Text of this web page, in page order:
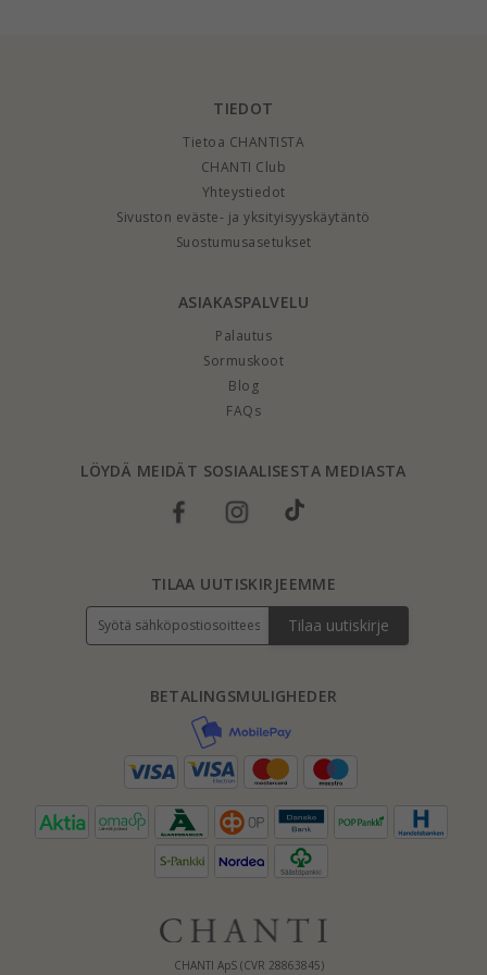
TIEDOT
Tietoa CHANTISTA
CHANTI Club
Yhteystiedot
Sivuston eväste- ja yksityisyyskäytäntö
Suostumusasetukset
ASIAKASPALVELU
Palautus
Sormuskoot
Blog
FAQs
LÖYDÄ MEIDÄT SOSIAALISESTA MEDIASTA
CHANTI ApS (CVR 28863845)
BETALINGSMULIGHEDER
TILAA UUTISKIRJEEMME
Tilaa uutiskirje